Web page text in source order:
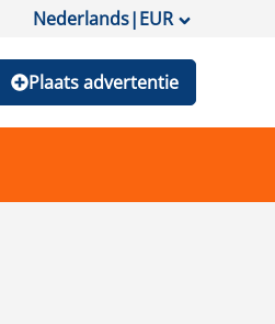
Nederlands|EUR
Plaats advertentie